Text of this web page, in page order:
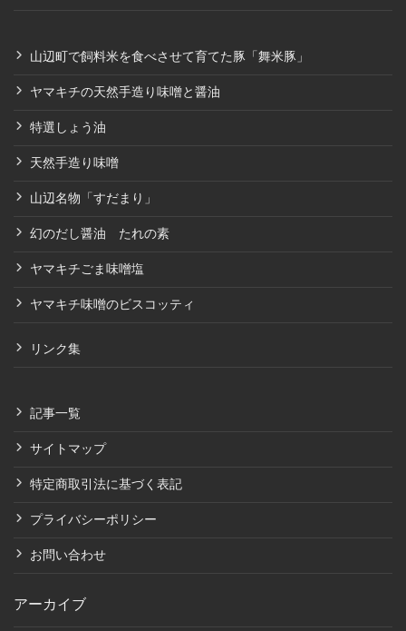
山辺町で飼料米を食べさせて育てた豚「舞米豚」
ヤマキチの天然手造り味噌と醤油
特選しょう油
天然手造り味噌
山辺名物「すだまり」
幻のだし醤油 たれの素
ヤマキチごま味噌塩
ヤマキチ味噌のビスコッティ
リンク集
記事一覧
サイトマップ
特定商取引法に基づく表記
プライバシーポリシー
お問い合わせ
アーカイブ